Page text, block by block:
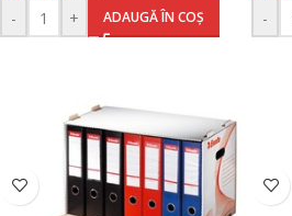
- + ADAUGĂ ÎN COȘ -